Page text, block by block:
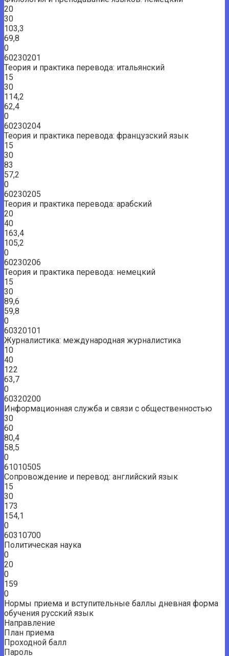
20
30
103,3
69,8
0
60230201
Теория и практика перевода: итальянский
15
30
114,2
62,4
0
60230204
Теория и практика перевода: французский язык
15
30
83
57,2
0
60230205
Теория и практика перевода: арабский
20
40
163,4
105,2
0
60230206
Теория и практика перевода: немецкий
15
30
89,6
59,8
0
60320101
Журналистика: международная журналистика
10
40
122
63,7
0
60320200
Информационная служба и связи с общественностью
30
60
80,4
58,5
0
61010505
Сопровождение и перевод: английский язык
15
30
173
154,1
0
60310700
Политическая наука
0
20
0
159
0
Нормы приема и вступительные баллы дневная форма
обучения русский язык
Направление
План приема
Проходной балл
Пароль